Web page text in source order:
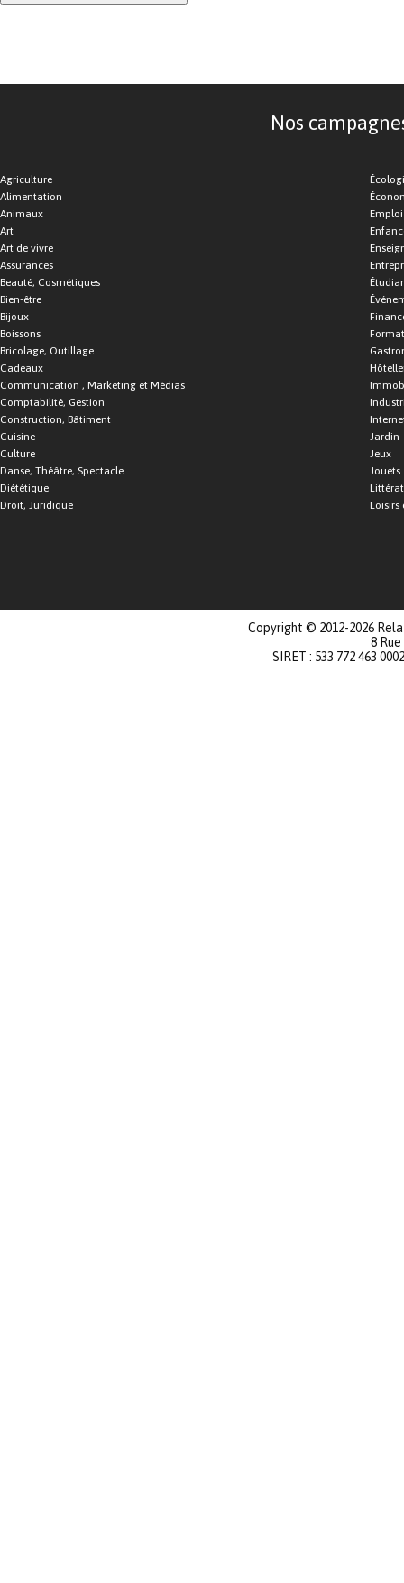
Nos
Agriculture
Alimentation
Animaux
Art
Art de vivre
Assurances
Beauté, Cosmétiques
Bien-être
Bijoux
Boissons
Bricolage, Outillage
Cadeaux
Communication , Marketing et Médias
Comptabilité, Gestion
Construction, Bâtiment
Cuisine
Culture
Danse, Théâtre, Spectacle
Diététique
Droit, Juridique
Emploi
Jardin
Jeux
Jouets
Loisirs
Copyright © 2012-2026
8
SIRET : 533 772 463